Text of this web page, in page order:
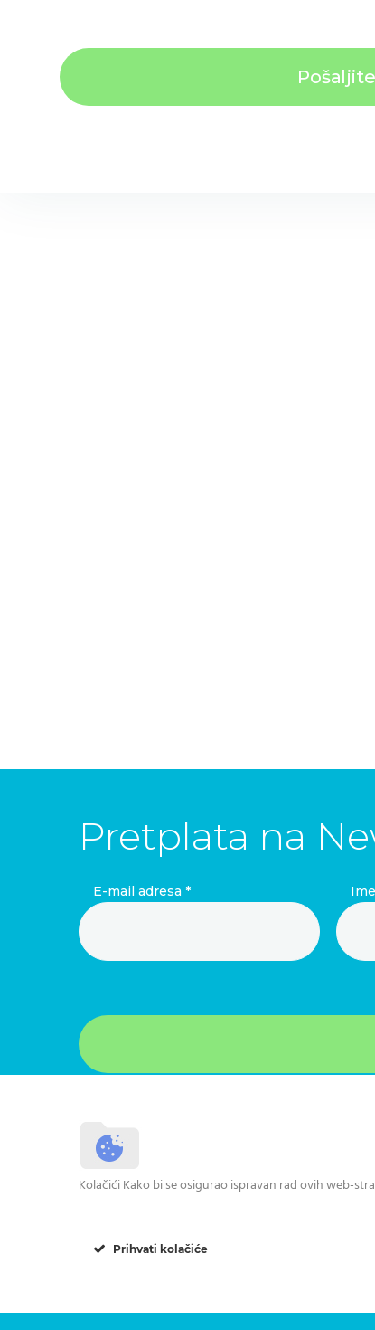
Pretplata na
E-mail adresa * Ime
Kolačići Kako bi se osigurao ispravan rad ovih web-
Prihvati kolačiće